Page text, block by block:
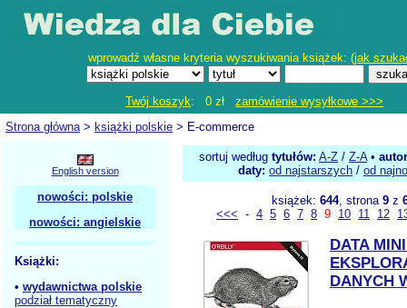
wprowadź własne kryteria wyszukiwania książek: (jak
Twój koszyk: 0 zł zamówienie wysyłkowe >>>
Strona główna> książki polskie > E-commerce
English version
nowości: polskie
nowości: angielskie
Książki:
• wydawnictwa polskie
podział tematyczny
sortuj według tytułów: A-Z / Z-A•
daty: od najstarszych / od
książek: 644, strona 9z
<<< - 4 5 6 7 8 9 10 11 12
DATA
DANYCH